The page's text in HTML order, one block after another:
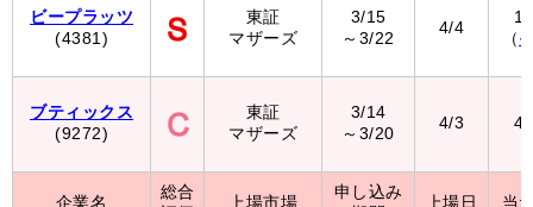
ビープラッツ
(4381)
ブティックス
(9272)
企業名
東証
マザーズ
3/15
～3/22
4/4
（
東証
マザーズ
3/14
～3/20
4/3
総合
上場市場
申し込み
上場日 当